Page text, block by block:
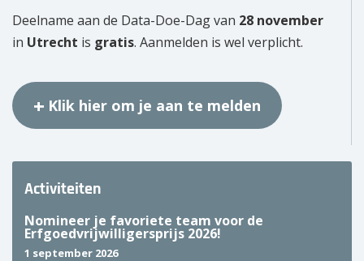
Deelname aan de Data-Doe-Dag van 28 november
in Utrecht is gratis. Aanmelden is wel verplicht.
Klik hier om je aan te melden
Activiteiten
Nomineer je favoriete team voor de
Erfgoedvrijwilligersprijs 2026!
1 september 2026